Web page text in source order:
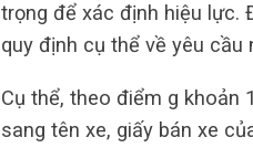
trọng để xác định hiệu lực.
quy định cụ thể về yêu cầu
Cụ thể, theo điểm g khoản
sang tên xe, giấy bán xe